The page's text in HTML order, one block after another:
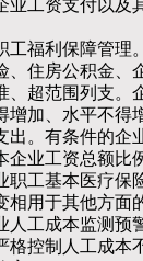
业工资支付以及
利保障管理
、住房公积金、
、超范围列支。
增加、水平不得
出。有条件的企
企业工资总额比
职工基本医疗保
用于其他方面
成本监测预警
格控制人工成本